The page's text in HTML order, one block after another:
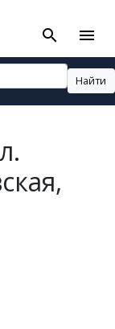
search menu
Найти